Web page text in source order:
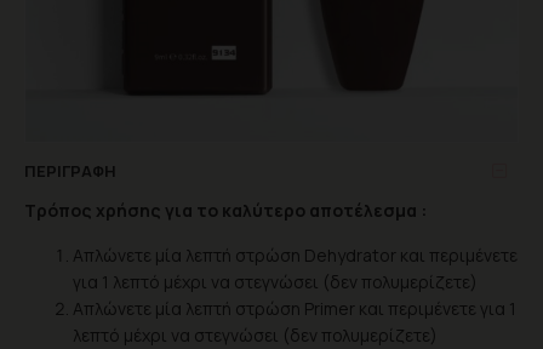
ΠΕΡΙΓΡΑΦΉ
Τρόπος χρήσης για το καλύτερο αποτέλεσμα :
Απλώνετε μία λεπτή στρώση Dehydrator και περιμένετε
για 1 λεπτό μέχρι να στεγνώσει (δεν πολυμερίζετε)
Απλώνετε μία λεπτή στρώση Primer και περιμένετε για 1
λεπτό μέχρι να στεγνώσει (δεν πολυμερίζετε)